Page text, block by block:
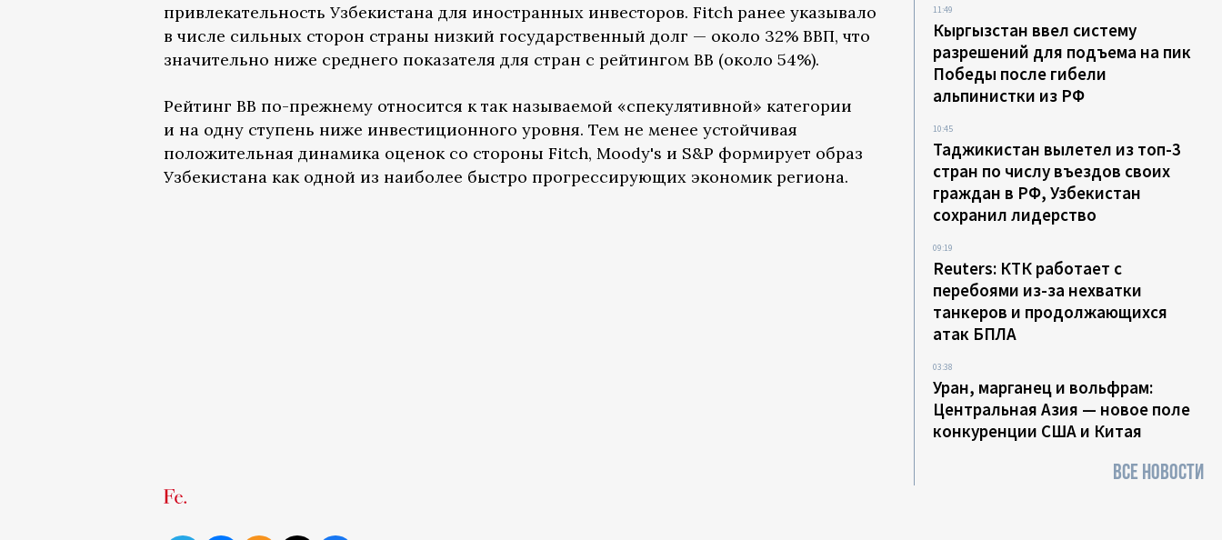
привлекательность Узбекистана для иностранных инвесторов. Fitch ранее указывало
в числе сильных сторон страны низкий государственный долг — около 32% ВВП, что
значительно ниже среднего показателя для стран с рейтингом BB (около 54%).
Рейтинг BB по-прежнему относится к так называемой «спекулятивной» категории
и на одну ступень ниже инвестиционного уровня. Тем не менее устойчивая
положительная динамика оценок со стороны Fitch, Moody's и S&P формирует образ
Узбекистана как одной из наиболее быстро прогрессирующих экономик региона.
11:49
Кыргызстан ввел систему
разрешений для подъема на пик
Победы после гибели
альпинистки из РФ
10:45
Таджикистан вылетел из топ-3
стран по числу въездов своих
граждан в РФ, Узбекистан
сохранил лидерство
09:19
Reuters: КТК работает с
перебоями из-за нехватки
танкеров и продолжающихся
атак БПЛА
03:38
Уран, марганец и вольфрам:
Центральная Азия — новое поле
конкуренции США и Китая
ВСЕ НОВОСТИ